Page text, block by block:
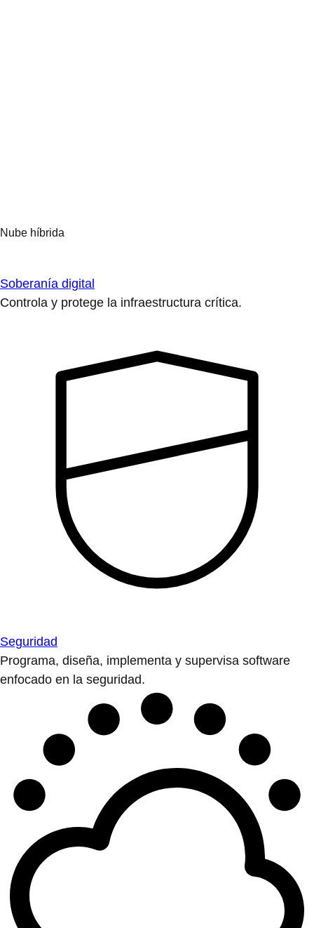
Soberanía digital
Controla y protege la infraestructura crítica.
Seguridad
Programa, diseña, implementa y supervisa software
enfocado en la seguridad.